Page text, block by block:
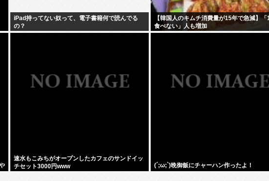
iPad持ってない奴って、電子書籍何で読んでる
の？
【韓国人のキムチ消費量が15年で急減】「
食べない」人も増加
速水もこみちがオープンしたカフェのサンドイッ
チセット3000円www
(´;ω;`)晩御飯にチャーハン作ったよ！